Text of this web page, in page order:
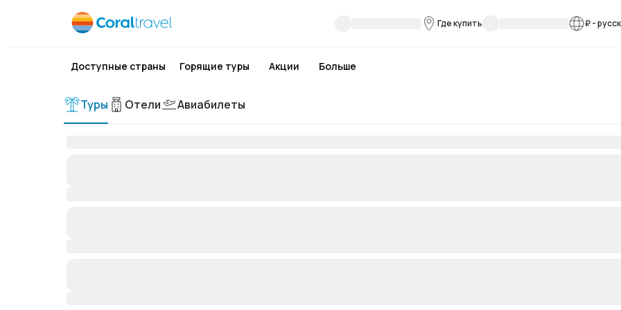
Где купить ₽-
Доступные страны Горящие туры Акции Больше
Туры Отели Авиабилеты